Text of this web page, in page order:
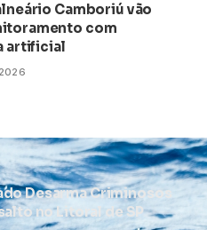
Camboriú vão
com
artificial
Desarma Criminosos
no Litoral de SP